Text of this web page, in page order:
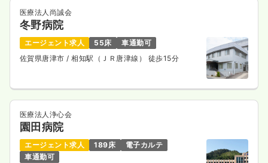
医療法人尚誠会
冬野病院
エージェント求人 55床
車通勤可
佐賀県唐津市 / 相知駅（ＪＲ唐津線） 徒歩15分
医療法人浄心会
園田病院
エージェント求人 189床
電子カルテ
車通勤可